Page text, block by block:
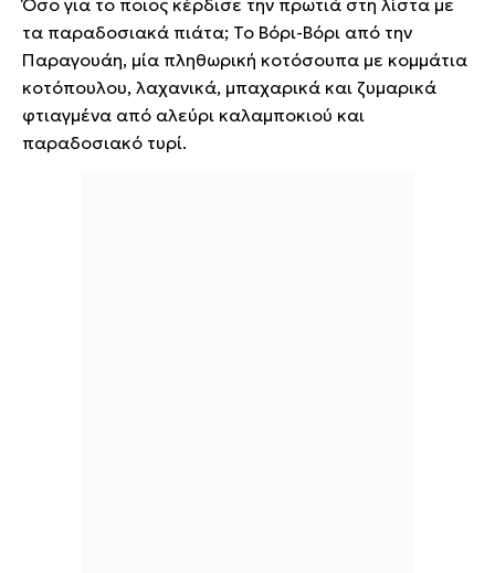
Όσο για το ποιος κέρδισε την πρωτιά στη λίστα με
τα παραδοσιακά πιάτα; Το Βόρι-Βόρι από την
Παραγουάη, μία πληθωρική κοτόσουπα με κομμάτια
κοτόπουλου, λαχανικά, μπαχαρικά και ζυμαρικά
φτιαγμένα από αλεύρι καλαμποκιού και
παραδοσιακό τυρί.